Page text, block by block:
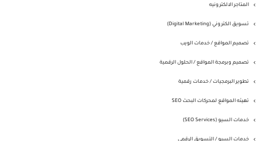
المتاجر الالكترونيه
تسويق الكتروني (Digital Marketing)
تصميم المواقع / خدمات الويب
تصميم وبرمجة المواقع / الحلول الرقمية
تطوير البرمجيات / خدمات رقمية
تهيئه المواقع لمحركات البحث SEO
خدمات السيو (SEO Services)
خدمات السيو / التسويق الرقمي